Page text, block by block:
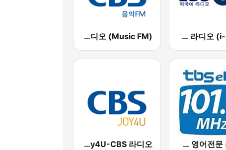
EBS 외국어 라디오 (i-radio)
음악FM CBS 라디오 (Music FM)
TBS eFM-교통방송 영어전문 라디오
CBS Joy4U-CBS 라디오